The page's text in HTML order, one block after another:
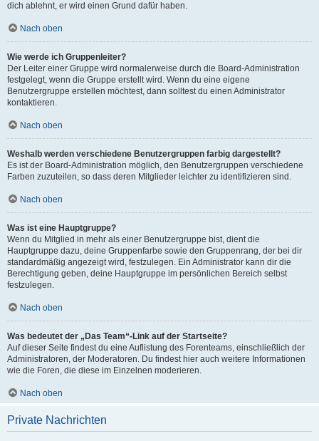
dich ablehnt, er wird einen Grund dafür haben.
Nach oben
Wie werde ich Gruppenleiter?
Der Leiter einer Gruppe wird normalerweise durch die Board-Administration
festgelegt, wenn die Gruppe erstellt wird. Wenn du eine eigene
Benutzergruppe erstellen möchtest, dann solltest du einen Administrator
kontaktieren.
Nach oben
Weshalb werden verschiedene Benutzergruppen farbig dargestellt?
Es ist der Board-Administration möglich, den Benutzergruppen verschiedene
Farben zuzuteilen, so dass deren Mitglieder leichter zu identifizieren sind.
Nach oben
Was ist eine Hauptgruppe?
Wenn du Mitglied in mehr als einer Benutzergruppe bist, dient die
Hauptgruppe dazu, deine Gruppenfarbe sowie den Gruppenrang, der bei dir
standardmäßig angezeigt wird, festzulegen. Ein Administrator kann dir die
Berechtigung geben, deine Hauptgruppe im persönlichen Bereich selbst
festzulegen.
Nach oben
Was bedeutet der „Das Team“-Link auf der Startseite?
Auf dieser Seite findest du eine Auflistung des Forenteams, einschließlich der
Administratoren, der Moderatoren. Du findest hier auch weitere Informationen
wie die Foren, die diese im Einzelnen moderieren.
Nach oben
Private Nachrichten